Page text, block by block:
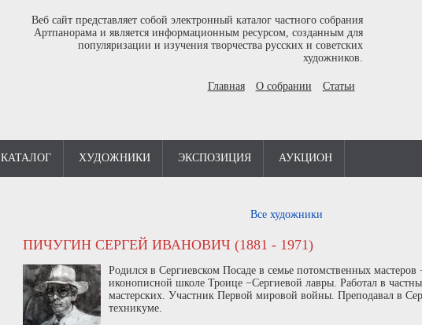
Веб сайт представляет собой электронный каталог частного собрания
Артпанорама и является информационным ресурсом, созданным для
популяризации и изучения творчества русских и советских
художников.
Главная О собрании Статьи
КАТАЛОГ ХУДОЖНИКИ ЭКСПОЗИЦИЯ АУКЦИОН
Все художники
ПИЧУГИН СЕРГЕЙ ИВАНОВИЧ (1881 - 1971)
Родился в Сергиевском Посаде в семье потомственных
иконописной школе Троице −Сергиевой лавры. Работал в
мастерских. Участник Первой мировой войны. Преподавал в
техникуме.